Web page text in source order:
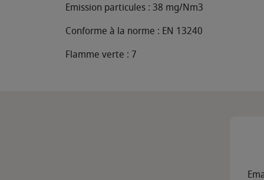
Emission particules : 38 mg/Nm3
Conforme à la norme : EN 13240
Flamme verte : 7